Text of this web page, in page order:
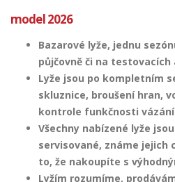
model 2026
Bazarové lyže, jednu
půjčovně či na testovacích
Lyže jsou po kompletním
skluznice, broušení hran,
kontrole funkčnosti
Všechny nabízené lyže
servisované, známe jejich
to, že nakoupíte s
Lyžím rozumíme,